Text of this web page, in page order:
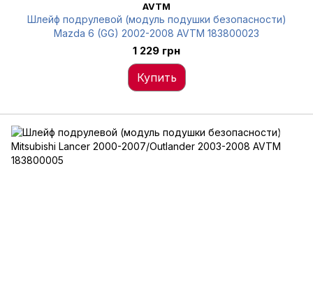
AVTM
Шлейф подрулевой (модуль подушки безопасности)
Mazda 6 (GG) 2002-2008 AVTM 183800023
1 229 грн
Купить